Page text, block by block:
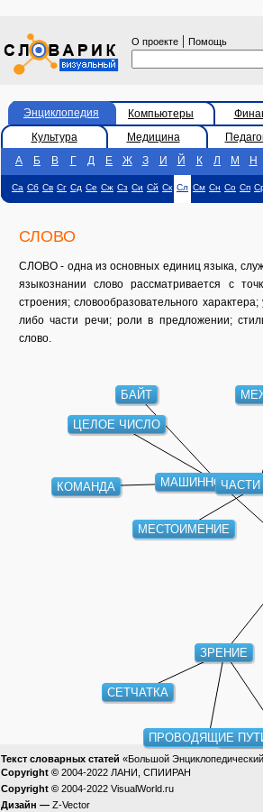
О проекте | Помощь
Энциклопедия Компьютеры
Культура
Медицина
А
Б В Г Д Е Ж З И Й К Л М Н
Са Сб Св Сг Сд Се Сж Сз Си Сй Ск Сл См Сн Со Сп
СЛОВО
СЛОВО - одна из основных единиц языка,
языкознании слово рассматривается с
строения; словообразовательного
либо части речи; роли в предложении;
слово.
МАШИННОЕ
ЗРЕНИЕ
БАЙТ
ЦЕЛОЕ ЧИСЛО
КОМАНДА
МЕСТОИМЕНИЕ
ПРОВОДЯЩИЕ
СЕТЧАТКА
Текст словарных статей «Большой
Copyright © 2004-2022 ЛАНИ, СПИИРАН
Copyright © 2004-2022 VisualWorld.ru
Дизайн — Z-Vector